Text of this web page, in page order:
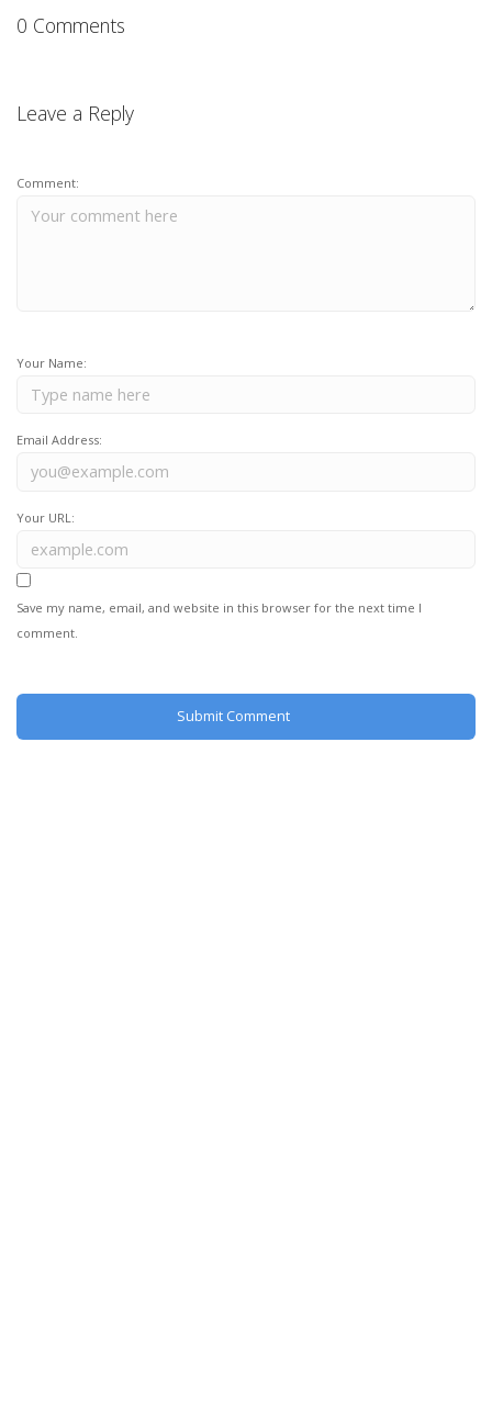
0 Comments
Leave a Reply
Comment:
Your Name:
Email Address:
Your URL:
Save my name, email, and website in this browser for the next time I
comment.